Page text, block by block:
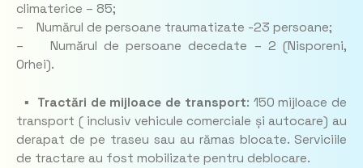
climaterice – 85;
– Numărul de persoane traumatizate -23 persoane;
– Numărul de persoane decedate – 2 (Nisporeni,
Orhei).
▪ Tractări de mijloace de transport: 150 mijloace de
transport ( inclusiv vehicule comerciale și autocare) au
derapat de pe traseu sau au rămas blocate. Serviciile
de tractare au fost mobilizate pentru deblocare.